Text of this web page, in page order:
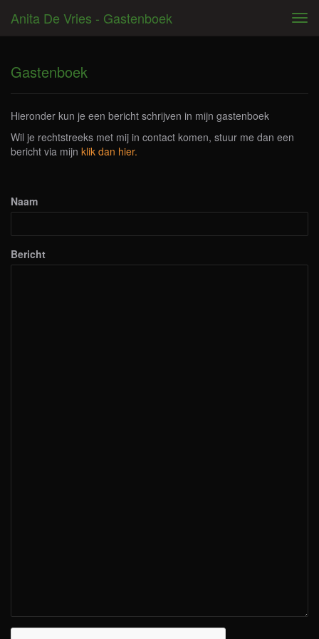
Anita De Vries - Gastenboek
Gastenboek
Hieronder kun je een bericht schrijven in mijn gastenboek
Wil je rechtstreeks met mij in contact komen, stuur me dan een
bericht via mijn klik dan hier.
Naam
Bericht